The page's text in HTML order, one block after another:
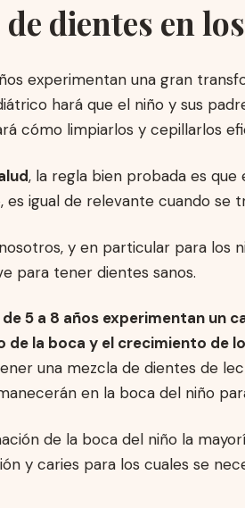
dientes en
experimentan una gran
hará que el niño y sus
cómo limpiarlos y cepillarlos
, la regla bien probada es
igual de relevante cuando se
y en particular para los
para tener dientes sanos.
de 5 a 8 años experimentan un
de la boca y el crecimiento de
una mezcla de dientes de
en la boca del niño
de la boca del niño la
y caries para los cuales se